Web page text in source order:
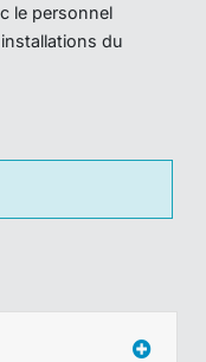
le personnel
du